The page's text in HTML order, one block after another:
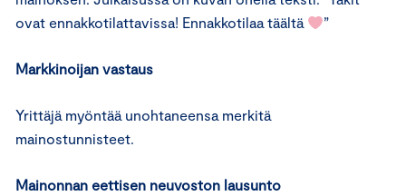
ovat ennakkotilattavissa! Ennakkotilaa täältä
”
Markkinoijan vastaus
Yrittäjä myöntää unohtaneensa merkitä
mainostunnisteet.
Mainonnan eettisen neuvoston lausunto